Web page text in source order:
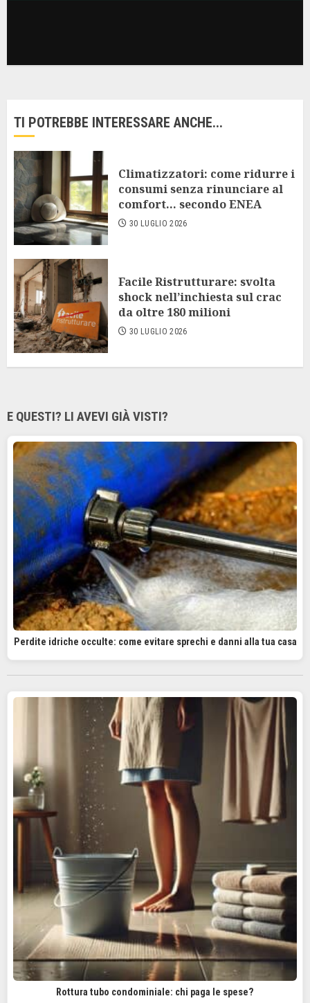
TI POTREBBE INTERESSARE ANCHE...
Climatizzatori: come ridurre i
consumi senza rinunciare al
comfort… secondo ENEA
30 LUGLIO 2026
Facile Ristrutturare: svolta
shock nell’inchiesta sul crac
da oltre 180 milioni
30 LUGLIO 2026
E QUESTI? LI AVEVI GIÀ VISTI?
Perdite idriche occulte: come evitare sprechi e danni alla tua casa
Rottura tubo condominiale: chi paga le spese?